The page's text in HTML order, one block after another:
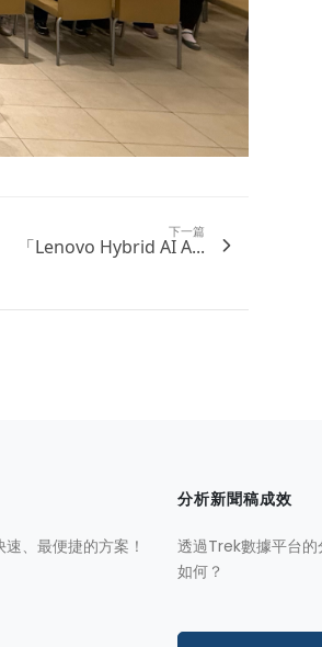
下一篇
「Lenovo Hybrid AI A...
、最便捷的方案！
分析新聞稿成效
透過Trek數據平台
如何？